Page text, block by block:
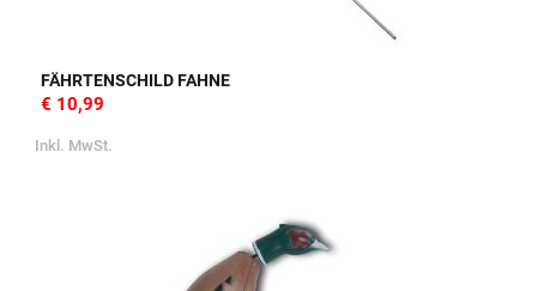
FÄHRTENSCHILD FAHNE
€ 10,99
Inkl. MwSt.